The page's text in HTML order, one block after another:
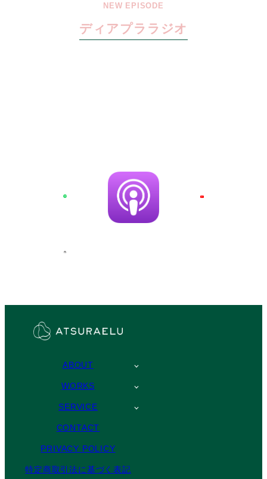
NEW EPISODE
ディアプララジオ
ABOUT
WORKS
SERVICE
CONTACT
PRIVACY POLICY
特定商取引法に基づく表記